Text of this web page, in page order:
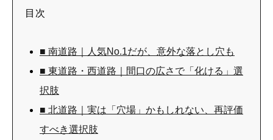
目次
■ 南道路｜人気No.1だが、意外な落とし穴も
■ 東道路・西道路｜間口の広さで「化ける」選
択肢
■ 北道路｜実は「穴場」かもしれない、再評価
すべき選択肢